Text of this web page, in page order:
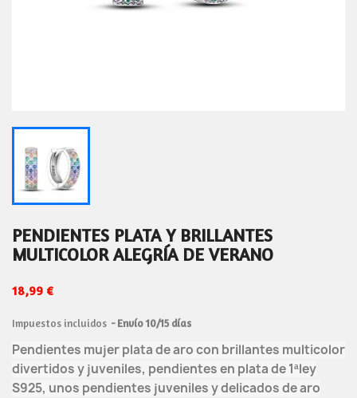
PENDIENTES PLATA Y BRILLANTES
MULTICOLOR ALEGRÍA DE VERANO
18,99 €
Impuestos incluidos Envío 10/15 días
Pendientes mujer plata de aro con brillantes multicolor
divertidos y juveniles, pendientes en plata de 1ªley
S925, unos pendientes juveniles y delicados de aro